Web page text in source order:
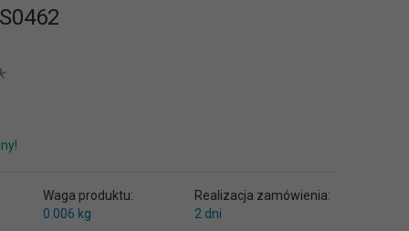
Waga produktu:
0.006 kg
Realizacja zamówienia:
2 dni